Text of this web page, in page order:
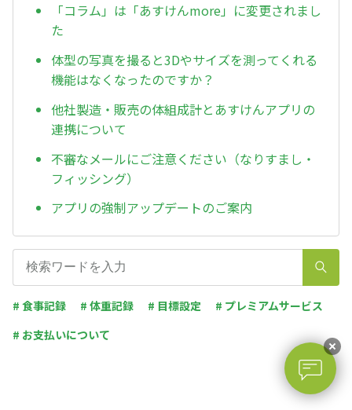
「コラム」は「あすけんmore」に変更されまし
た
体型の写真を撮ると3Dやサイズを測ってくれる
機能はなくなったのですか？
他社製造・販売の体組成計とあすけんアプリの
連携について
不審なメールにご注意ください（なりすまし・
フィッシング）
アプリの強制アップデートのご案内
# 食事記録 # 体重記録 # 目標設定
# プレミアムサービス
# お支払いについて